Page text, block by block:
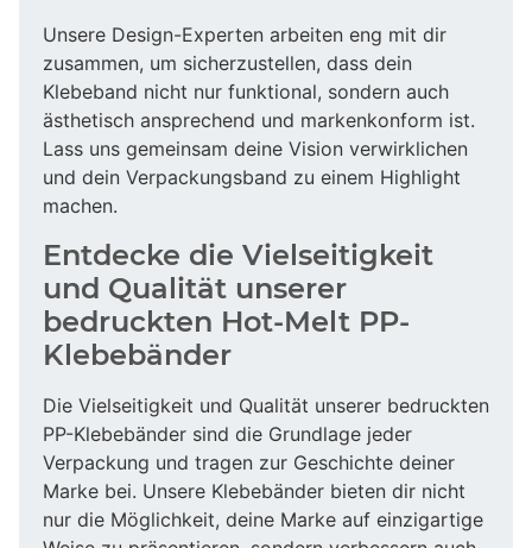
Unsere Design-Experten arbeiten eng mit dir
zusammen, um sicherzustellen, dass dein
Klebeband nicht nur funktional, sondern auch
ästhetisch ansprechend und markenkonform ist.
Lass uns gemeinsam deine Vision verwirklichen
und dein Verpackungsband zu einem Highlight
machen.
Entdecke die Vielseitigkeit
und Qualität unserer
bedruckten Hot-Melt PP-
Klebebänder
Die Vielseitigkeit und Qualität unserer bedruckten
PP-Klebebänder sind die Grundlage jeder
Verpackung und tragen zur Geschichte deiner
Marke bei. Unsere Klebebänder bieten dir nicht
nur die Möglichkeit, deine Marke auf einzigartige